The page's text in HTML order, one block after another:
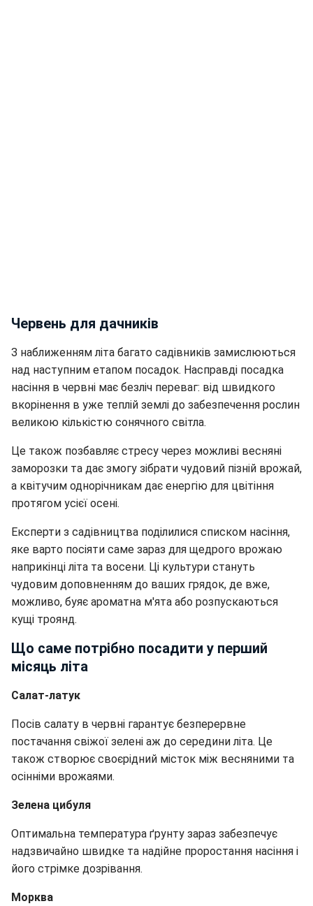
Червень для дачників
З наближенням літа багато садівників замислюються
над наступним етапом посадок. Насправді посадка
насіння в червні має безліч переваг: від швидкого
вкорінення в уже теплій землі до забезпечення рослин
великою кількістю сонячного світла.
Це також позбавляє стресу через можливі весняні
заморозки та дає змогу зібрати чудовий пізній врожай,
а квітучим однорічникам дає енергію для цвітіння
протягом усієї осені.
Експерти з садівництва поділилися списком насіння,
яке варто посіяти саме зараз для щедрого врожаю
наприкінці літа та восени. Ці культури стануть
чудовим доповненням до ваших грядок, де вже,
можливо, буяє ароматна м'ята або розпускаються
кущі троянд.
Що саме потрібно посадити у перший
місяць літа
Салат-латук
Посів салату в червні гарантує безперервне
постачання свіжої зелені аж до середини літа. Це
також створює своєрідний місток між весняними та
осінніми врожаями.
Зелена цибуля
Оптимальна температура ґрунту зараз забезпечує
надзвичайно швидке та надійне проростання насіння і
його стрімке дозрівання.
Морква